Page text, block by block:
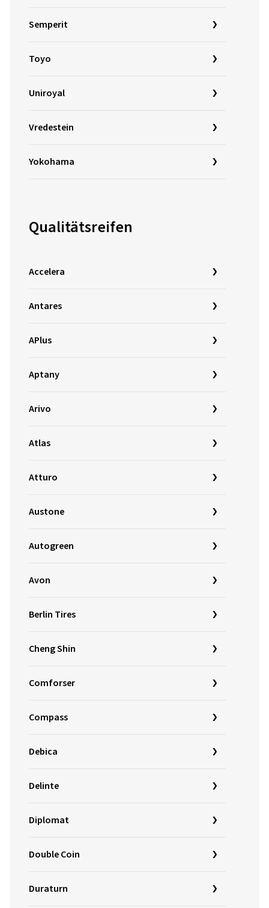
Semperit
Toyo
Uniroyal
Vredestein
Yokohama
Qualitätsreifen
Accelera
Antares
APlus
Aptany
Arivo
Atlas
Atturo
Austone
Autogreen
Avon
Berlin Tires
Cheng Shin
Comforser
Compass
Debica
Delinte
Diplomat
Double Coin
Duraturn